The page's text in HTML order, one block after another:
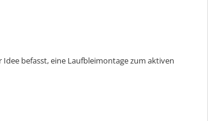
befasst, eine Laufbleimontage zum aktiven